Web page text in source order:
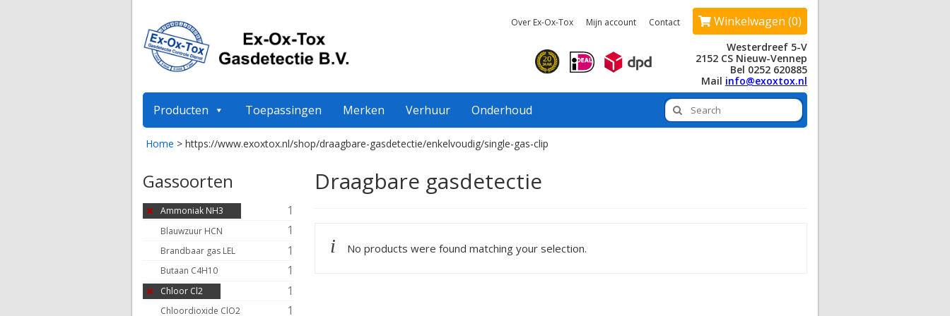
Winkelwagen (0)
Over Ex-Ox-Tox Mijn account Contact
Westerdreef 5-V
2152 CS Nieuw-Vennep
Bel 0252 620885
Mail info@exoxtox.nl
Producten Toepassingen Merken Verhuur Onderhoud
Home >https://www.exoxtox.nl/shop/draagbare-gasdetectie/enkelvoudig/single-gas-clip
Draagbare gasdetectie
No products were found matching your selection.
Gassoorten
Ammoniak NH3 1
Blauwzuur HCN 1
Brandbaar gas LEL 1
Butaan C4H10 1
Chloor Cl2 1
Chloordioxide ClO2 1